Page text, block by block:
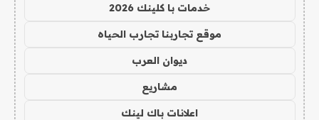
خدمات با كلينك 2026
موقع تجاربنا تجارب الحياه
ديوان العرب
مشاريع
اعلانات باك لينك